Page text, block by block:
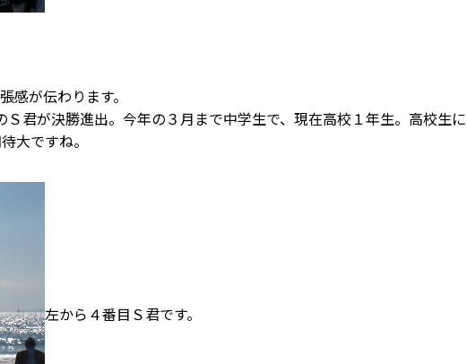
感が伝わります。
君が決勝進出。今年の３月まで中学生で、現在高校１年生。高校生
大ですね。
左から４番目Ｓ君です。